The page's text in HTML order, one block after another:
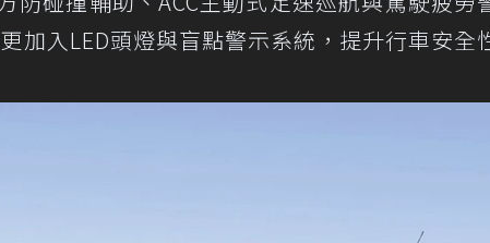
加入LED頭燈與盲點警示系統，提升行車安全